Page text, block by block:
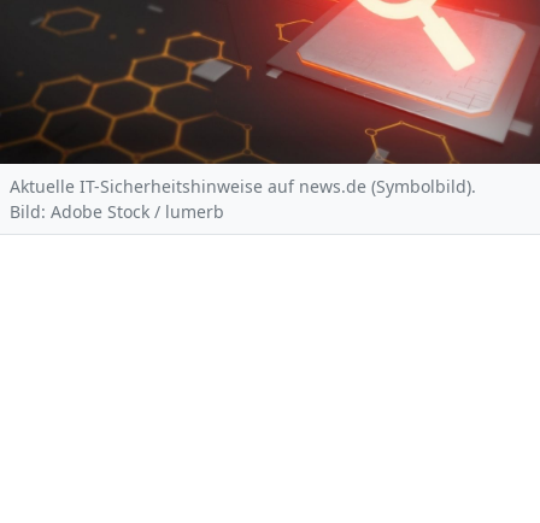
Aktuelle IT-Sicherheitshinweise auf news.de (Symbolbild).
Bild: Adobe Stock / lumerb